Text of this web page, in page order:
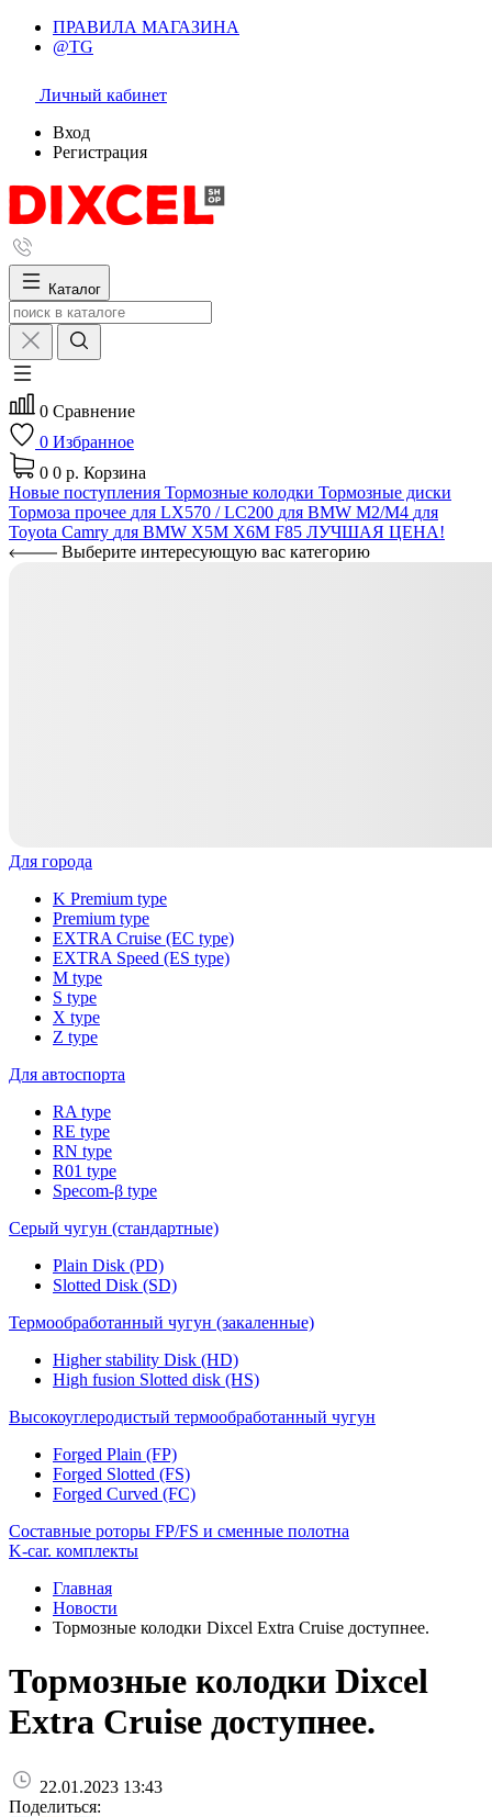
ПРАВИЛА МАГАЗИНА
@TG
Личный кабинет
Вход
Регистрация
Каталог
0 Сравнение
0 Избранное
0 0 р. Корзина
Новые поступления Тормозные колодки Тормозные диски
Тормоза прочее для LX570 / LC200 для BMW M2/M4 для
Toyota Camry для BMW X5M X6M F85 ЛУЧШАЯ ЦЕНА!
Выберите интересующую вас категорию
Для города
K Premium type
Premium type
EXTRA Cruise (EC type)
EXTRA Speed (ES type)
M type
S type
X type
Z type
Для автоспорта
RA type
RE type
RN type
R01 type
Specom-β type
Серый чугун (стандартные)
Plain Disk (PD)
Slotted Disk (SD)
Термообработанный чугун (закаленные)
Higher stability Disk (HD)
High fusion Slotted disk (HS)
Высокоуглеродистый термообработанный чугун
Forged Plain (FP)
Forged Slotted (FS)
Forged Curved (FC)
Составные роторы FP/FS и сменные полотна
K-car. комплекты
Главная
Новости
Тормозные колодки Dixcel Extra Cruise доступнее.
Тормозные колодки Dixcel
Extra Cruise доступнее.
22.01.2023 13:43
Поделиться: